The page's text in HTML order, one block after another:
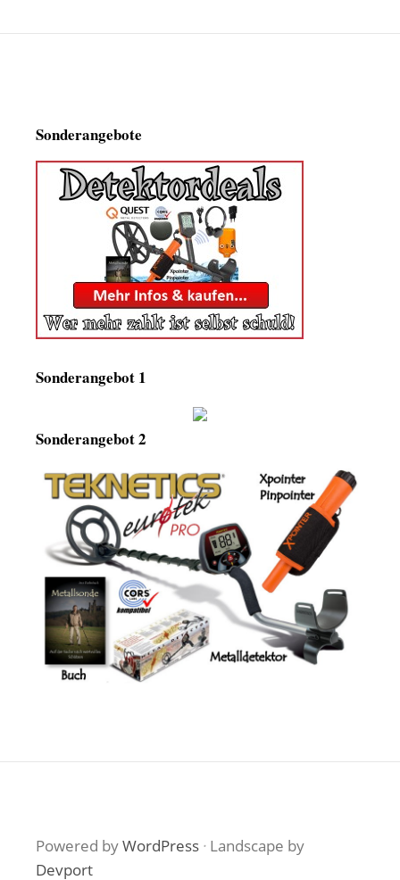
Sonderangebote
Sonderangebot 1
Sonderangebot 2
Powered byWordPress · Landscape by
Devport